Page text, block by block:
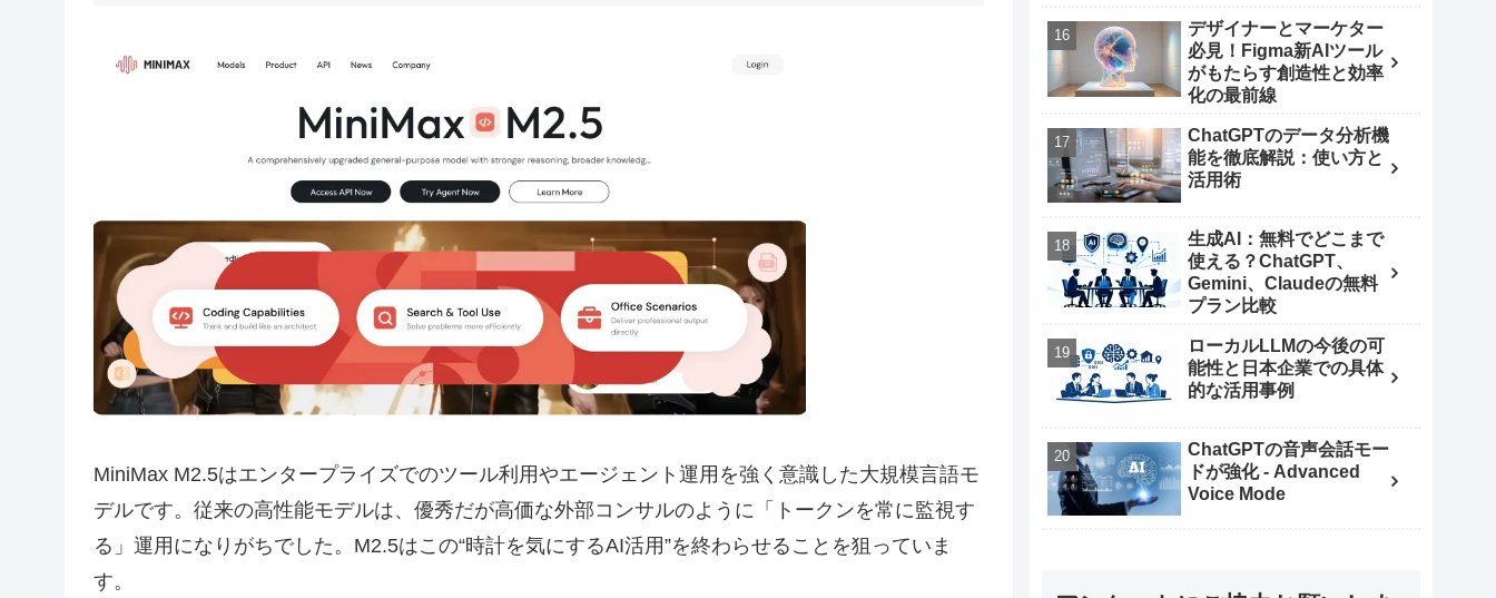
MiniMax M2.5はエンタープライズでのツール利用やエージェント運用を強く意識した大規模言語モ
デルです。従来の高性能モデルは、優秀だが高価な外部コンサルのように「トークンを常に監視す
る」運用になりがちでした。M2.5はこの“時計を気にするAI活用”を終わらせることを狙っていま
す。
デザイナーとマーケター
必見！Figma新AIツール
がもたらす創造性と効率
化の最前線
ChatGPTのデータ分析機
能を徹底解説：使い方と
活用術
生成AI：無料でどこまで
使える？ChatGPT、
Gemini、Claudeの無料
プラン比較
ローカルLLMの今後の可
能性と日本企業での具体
的な活用事例
ChatGPTの音声会話モー
ドが強化 - Advanced
Voice Mode